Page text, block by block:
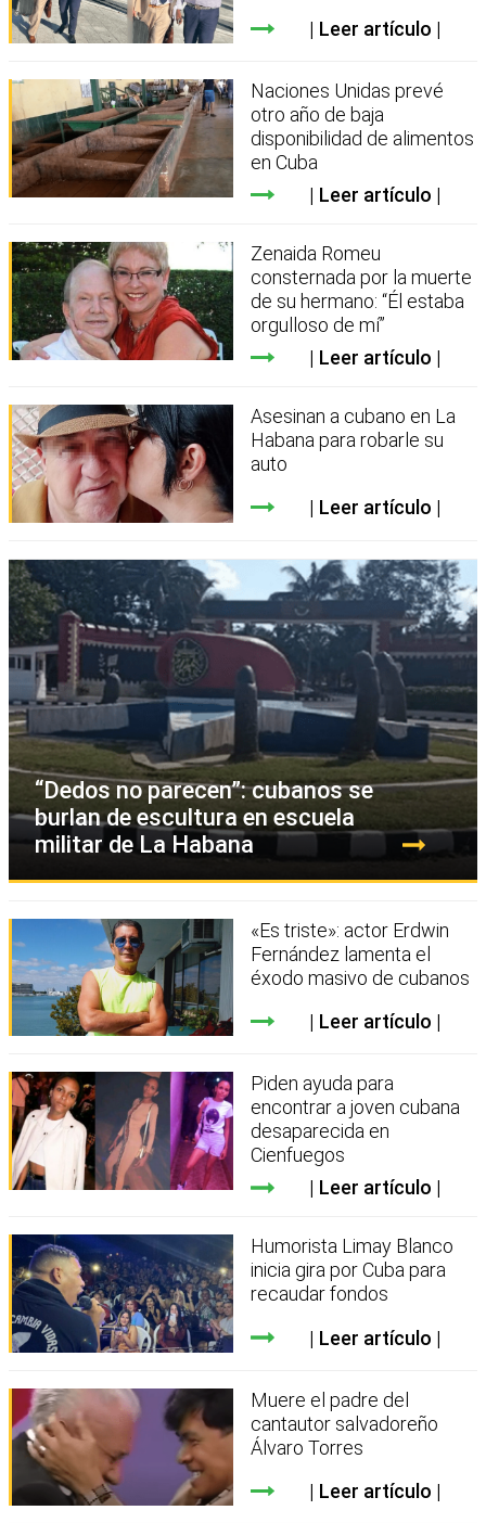
Leer artículo
Naciones Unidas prevé
otro año de baja
disponibilidad de alimentos
en Cuba
Leer artículo
Zenaida Romeu
consternada por la muerte
de su hermano: “Él estaba
orgulloso de mí”
Leer artículo
Asesinan a cubano en La
Habana para robarle su
auto
Leer artículo
“Dedos no parecen”: cubanos se
burlan de escultura en escuela
militar de La Habana
«Es triste»: actor Erdwin
Fernández lamenta el
éxodo masivo de cubanos
Leer artículo
Piden ayuda para
encontrar a joven cubana
desaparecida en
Cienfuegos
Leer artículo
Humorista Limay Blanco
inicia gira por Cuba para
recaudar fondos
Leer artículo
Muere el padre del
cantautor salvadoreño
Álvaro Torres
Leer artículo